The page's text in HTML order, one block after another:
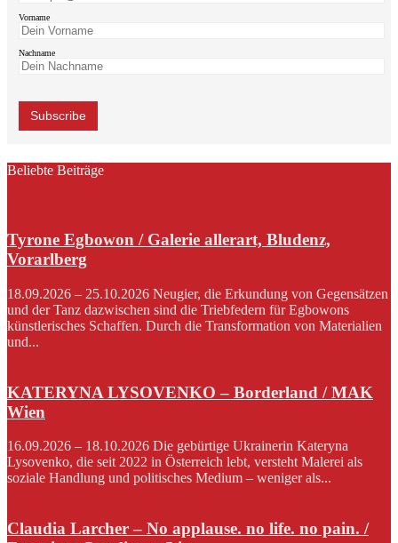
Vorname
Nachname
Beliebte Beiträge
Tyrone Egbowon / Galerie allerart, Bludenz,
Vorarlberg
18.09.2026 – 25.10.2026 Neugier, die Erkundung von Gegensätzen
und der Tanz dazwischen sind die Triebfedern für Egbowons
künstlerisches Schaffen. Durch die Transformation von Materialien
und...
KATERYNA LYSOVENKO – Borderland / MAK
Wien
16.09.2026 – 18.10.2026 Die gebürtige Ukrainerin Kateryna
Lysovenko, die seit 2022 in Österreich lebt, versteht Malerei als
soziale Handlung und politisches Medium – weniger als...
Claudia Larcher – No applause. no life. no pain. /